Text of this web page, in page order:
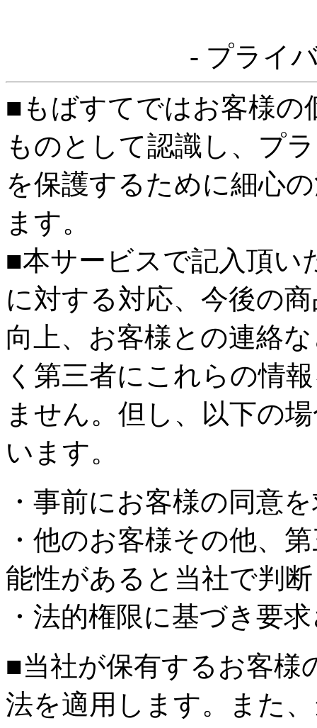
- プライ
■もばすてではお客様の
ものとして認識し、プ
を保護するために細心
ます。
■本サービスで記入頂い
に対する対応、今後の
向上、お客様との連絡
く第三者にこれらの情
ません。但し、以下の
います。
・事前にお客様の同意
・他のお客様その他、
能性があると当社で判
・法的権限に基づき要
■当社が保有するお客様
法を適用します。また